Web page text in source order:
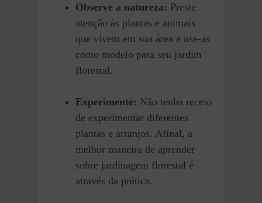
Observe a natureza: Preste
atenção às plantas e animais
que vivem em sua área e use-as
como modelo para seu jardim
florestal.
Experimente: Não tenha receio
de experimentar diferentes
plantas e arranjos. Afinal, a
melhor maneira de aprender
sobre jardinagem florestal é
através da prática.